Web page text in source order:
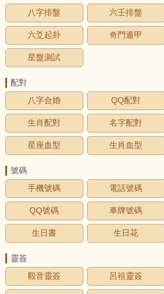
八字排盤
六壬排盤
六爻起卦 奇門遁甲
星盤測試
配對
八字合婚
QQ配對
生肖配對 名字配對
星座血型 生肖血型
號碼
手機號碼
電話號碼
QQ號碼 車牌號碼
生日書 生日花
靈簽
觀音靈簽
呂祖靈簽